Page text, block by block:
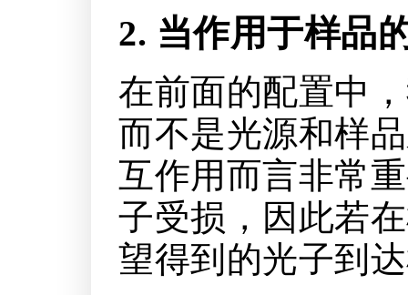
2. 当作用于样品
在前面的配置中
而不是光源和样
互作用而言非常
子受损，因此若
望得到的光子到